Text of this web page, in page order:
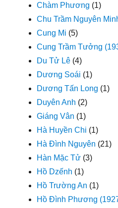
Chàm Phương (1)
Chu Trầm Nguyên
Cung Mi (5)
Cung Trầm Tưởng
Du Tử Lê (4)
Dương Soái (1)
Dương Tấn Long (1)
Duyên Anh (2)
Giáng Vân (1)
Hà Huyền Chi (1)
Hà Đình Nguyên (21)
Hàn Mặc Tử (3)
Hồ Dzếnh (1)
Hồ Trường An (1)
Hồ Đình Phương